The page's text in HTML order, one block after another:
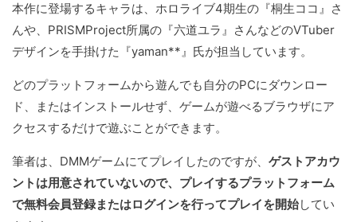
本作に登場するキャラは、ホロライブ4期生の『桐生ココ』さ
んや、PRISMProject所属の『六道ユラ』さんなどのVTuber
デザインを手掛けた『yaman**』氏が担当しています。
どのプラットフォームから遊んでも自分のPCにダウンロー
ド、またはインストールせず、ゲームが遊べるブラウザにア
クセスするだけで遊ぶことができます。
筆者は、DMMゲームにてプレイしたのですが、 ゲストアカウ
ントは用意されていないので、プレイするプラットフォーム
で無料会員登録またはログインを行ってプレイを開始してい